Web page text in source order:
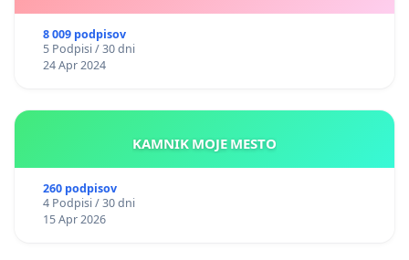
8 009 podpisov
5 Podpisi / 30 dni
24 Apr 2024
KAMNIK MOJE MESTO
260 podpisov
4 Podpisi / 30 dni
15 Apr 2026